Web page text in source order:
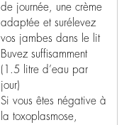
de journée, une crème
adaptée et surélevez
vos jambes dans le lit
Buvez suffisamment
(1.5 litre d’eau par
jour)
Si vous êtes négative à
la toxoplasmose,